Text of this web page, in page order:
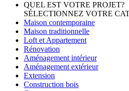
QUEL EST VOTRE PROJET?
SÉLECTIONNEZ VOTRE
Maison contemporaine
Maison traditionnelle
Loft et Appartement
Rénovation
Aménagement intérieur
Aménagement extérieur
Extension
Construction bois